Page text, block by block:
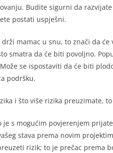
Budite sigurni da
postati uspješni.
mamac u snu, to znači da će
smatra da će biti povoljno.
se ispostaviti da će biti
podršku.
i što više rizika preuzimate,
s mogućim povjerenjem
stava prema novim
rizik; to je prečac prema